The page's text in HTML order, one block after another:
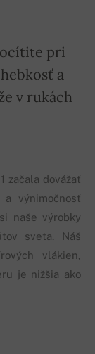
pri
a
v rukách
začala dovážať
výnimočnosť
naše výrobky
sveta. Náš
vlákien,
je nižšia ako